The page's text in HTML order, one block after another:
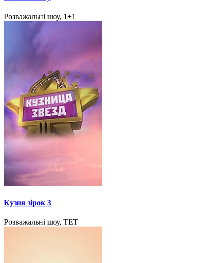
Розважальні шоу, 1+1
Кузня зірок 3
Розважальні шоу, ТЕТ